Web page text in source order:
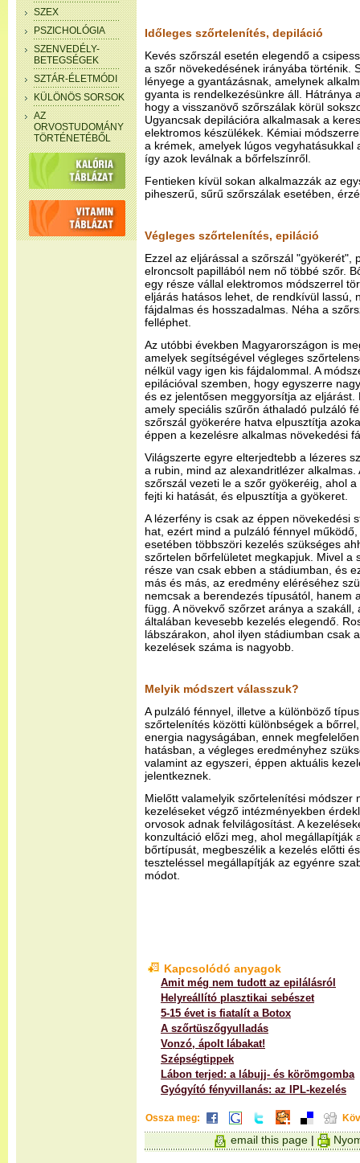
SZEX
PSZICHOLÓGIA
SZENVEDÉLY-
BETEGSÉGEK
SZTÁR-ÉLETMÓDI
KÜLÖNÖS SORSOK
AZ
ORVOSTUDOMÁNY
TÖRTÉNETÉBŐL
Időleges szőrtelenítés, depiláció
Kevés szőrszál esetén elegendő a
a szőr növekedésének irányába történik.
lényege a gyantázásnak, amelynek
gyanta is rendelkezésünkre áll. Hátránya
hogy a visszanövő szőrszálak körül
Ugyancsak depilációra alkalmasak a
elektromos készülékek. Kémiai
a krémek, amelyek lúgos vegyhatásukkal
így azok leválnak a bőrfelszínről.
Fentieken kívül sokan alkalmazzák az
piheszerű, sűrű szőrszálak esetében,
Végleges szőrtelenítés, epiláció
Ezzel az eljárással a szőrszál "gyökerét",
elroncsolt papillából nem nő többé szőr.
egy része vállal elektromos módszerrel
eljárás hatásos lehet, de rendkívül lassú,
fájdalmas és hosszadalmas. Néha a
felléphet.
Az utóbbi években Magyarországon is
amelyek segítségével végleges
nélkül vagy igen kis fájdalommal. A
epilációval szemben, hogy egyszerre
és ez jelentősen meggyorsítja az
amely speciális szűrőn áthaladó pulzáló
szőrszál gyökerére hatva elpusztítja
éppen a kezelésre alkalmas növekedési
Világszerte egyre elterjedtebb a lézeres
a rubin, mind az alexandritlézer alkalmas.
szőrszál vezeti le a szőr gyökeréig, ahol
fejti ki hatását, és elpusztítja a gyökeret.
A lézerfény is csak az éppen növekedési
hat, ezért mind a pulzáló fénnyel
esetében többszöri kezelés szükséges
szőrtelen bőrfelületet megkapjuk. Mivel a
része van csak ebben a stádiumban, és
más és más, az eredmény eléréséhez
nemcsak a berendezés típusától, hanem
függ. A növekvő szőrzet aránya a
általában kevesebb kezelés elegendő.
lábszárakon, ahol ilyen stádiumban csak
kezelések száma is nagyobb.
Melyik módszert válasszuk?
A pulzáló fénnyel, illetve a különböző
szőrtelenítés közötti különbségek a
energia nagyságában, ennek
hatásban, a végleges eredményhez
valamint az egyszeri, éppen aktuális
jelentkeznek.
Mielőtt valamelyik szőrtelenítési módszer
kezeléseket végző intézményekben
orvosok adnak felvilágosítást. A
konzultáció előzi meg, ahol megállapítják
bőrtípusát, megbeszélik a kezelés előtti
teszteléssel megállapítják az egyénre
módot.
Kapcsolódó anyagok
Amit még nem tudott az epilálásról
Helyreállító plasztikai sebészet
5-15 évet is fiatalít a Botox
A szőrtüszőgyulladás
Vonzó, ápolt lábakat!
Szépségtippek
Lábon terjed: a lábujj- és körömgomba
Gyógyító fényvillanás: az IPL-kezelés
Ossza meg:
email this page |